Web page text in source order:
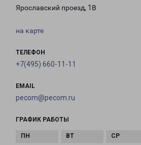
Ярославский проезд, 1В
на карте
ТЕЛЕФОН
+7(495) 660-11-11
EMAIL
pecom@pecom.ru
ГРАФИК РАБОТЫ